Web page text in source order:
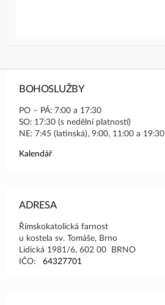
BOHOSLUŽBY
PO – PÁ: 7:00 a 17:30
SO: 17:30 (s nedělní platností)
NE: 7:45 (latinská), 9:00, 11:00 a 19:30
Kalendář
ADRESA
Římskokatolická farnost
u kostela sv. Tomáše, Brno
Lidická 1981/6, 602 00 BRNO
IČO:64327701